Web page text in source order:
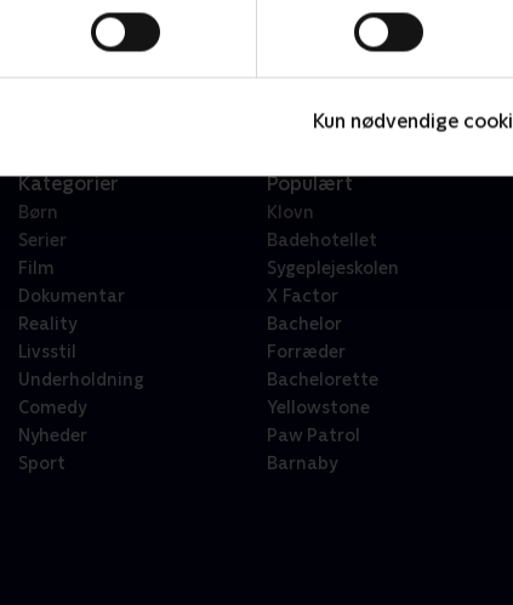
Kun nødvendige
Star Wars: Visions Presents - The Ninth Jedi
Serier • 1 sæsoner
Kategorier
Børn
Serier
Film
Dokumentar
Reality
Livsstil
Underholdning
Comedy
Nyheder
Sport
Populært
Klovn
Badehotellet
Sygeplejeskolen
X Factor
Bachelor
Forræder
Bachelorette
Yellowstone
Paw Patrol
Barnaby